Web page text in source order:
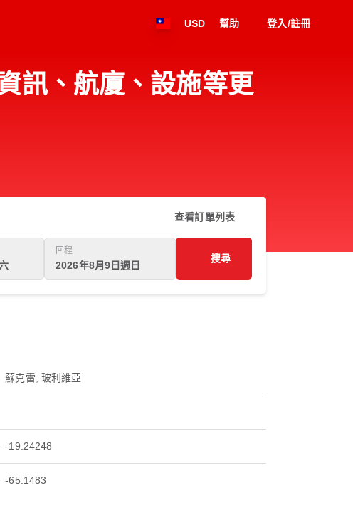
USD 幫助 登入/註冊
訊、航廈、設施等更
查看訂單列表
回程
2026年8月9日週日
搜尋
蘇克雷, 玻利維亞
-19.24248
-65.1483